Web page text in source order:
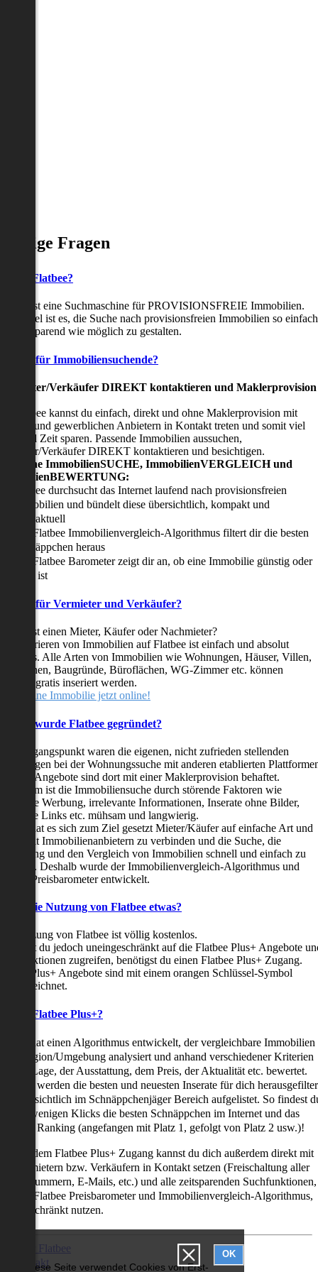
Diese Seite verwendet Cookies von Erst-
OK
Fragen
ist Flatbee?
ist eine Suchmaschine für PROVISIONSFREIE Immobilien.
Ziel ist es, die Suche nach provisionsfreien Immobilien so einfach
zeitsparend wie möglich zu gestalten.
für Immobiliensuchende?
Verkäufer DIREKT kontaktieren und Maklerprovision
Flatbee kannst du einfach, direkt und ohne Maklerprovision mit
und gewerblichen Anbietern in Kontakt treten und somit viel
und Zeit sparen. Passende Immobilien aussuchen,
Verkäufer DIREKT kontaktieren und besichtigen.
in-one ImmobilienSUCHE, ImmobilienVERGLEICH und
Flatbee durchsucht das Internet laufend nach provisionsfreien
Immobilien und bündelt diese übersichtlich, kompakt und
tagesaktuell
Der Flatbee Immobilienvergleich-Algorithmus filtert dir die besten
Schnäppchen heraus
Der Flatbee Barometer zeigt dir an, ob eine Immobilie günstig oder
teuer ist
für Vermieter und Verkäufer?
suchst einen Mieter, Käufer oder Nachmieter?
Inserieren von Immobilien auf Flatbee ist einfach und absolut
Alle Arten von Immobilien wie Wohnungen, Häuser, Villen,
Baugründe, Büroflächen, WG-Zimmer etc. können
gratis inseriert werden.
deine Immobilie jetzt online!
wurde Flatbee gegründet?
Ausgangspunkt waren die eigenen, nicht zufrieden stellenden
bei der Wohnungssuche mit anderen etablierten
alle Angebote sind dort mit einer Maklerprovision behaftet.
ist die Immobiliensuche durch störende Faktoren wie
Werbung, irrelevante Informationen, Inserate ohne Bilder,
Links etc. mühsam und langwierig.
hat es sich zum Ziel gesetzt Mieter/Käufer auf einfache Art und
mit Immobilienanbietern zu verbinden und die Suche, die
und den Vergleich von Immobilien schnell und einfach zu
Deshalb wurde der Immobilienvergleich-Algorithmus und
Preisbarometer entwickelt.
die Nutzung von Flatbee etwas?
Nutzung von Flatbee ist völlig kostenlos.
du jedoch uneingeschränkt auf die Flatbee Plus+ Angebote
zugreifen, benötigst du einen Flatbee Plus+ Zugang.
Plus+ Angebote sind mit einem orangen Schlüssel-Symbol
ist Flatbee Plus+?
hat einen Algorithmus entwickelt, der vergleichbare Immobilien
Region/Umgebung analysiert und anhand verschiedener Kriterien
der Lage, der Ausstattung, dem Preis, der Aktualität etc. bewertet.
werden die besten und neuesten Inserate für dich
übersichtlich im Schnäppchenjäger Bereich aufgelistet. So findest
nur wenigen Klicks die besten Schnäppchen im Internet und das
als Ranking (angefangen mit Platz 1, gefolgt von Platz 2 usw.)!
mit dem Flatbee Plus+ Zugang kannst du dich außerdem direkt mit
Vermietern bzw. Verkäufern in Kontakt setzen (Freischaltung aller
E-Mails, etc.) und alle zeitsparenden Suchfunktionen,
den Flatbee Preisbarometer und Immobilienvergleich-Algorithmus,
nutzen.
Über Flatbee
Kontakt